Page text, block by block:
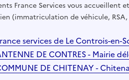
France Services vous accueillent
(immatriculation de véhicule,
services de Le Controis-en-
DE CONTRES - Mairie
DE CHITENAY -